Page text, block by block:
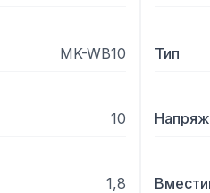
MK-WB10 Тип
10
1,8